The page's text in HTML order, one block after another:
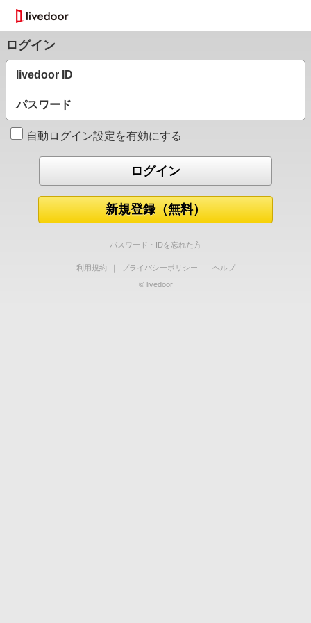
ログイン
livedoor ID
パスワード
自動ログイン設定を有効にする
新規登録（無料）
パスワード・IDを忘れた方
利用規約 ｜ プライバシーポリシー ｜
ヘルプ
© livedoor